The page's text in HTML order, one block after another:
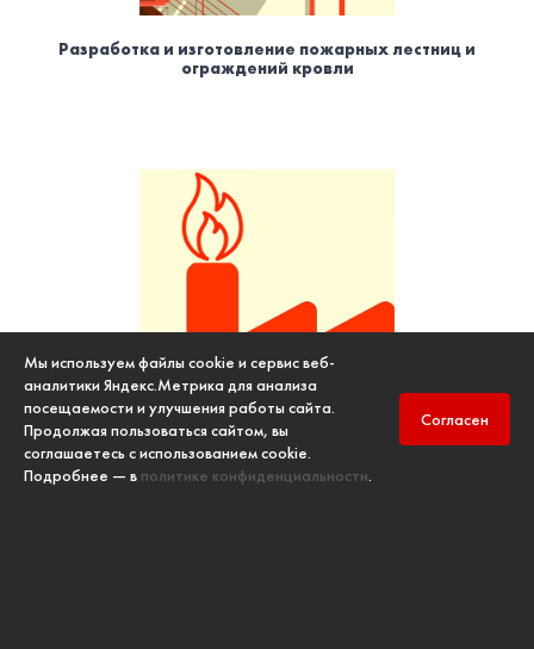
Мы используем файлы cookie и сервис веб-
аналитики Яндекс.Метрика для анализа
посещаемости и улучшения работы сайта.
Продолжая пользоваться сайтом, вы
соглашаетесь с использованием cookie.
Подробнее — в политике конфиденциальности.
Согласен
Разработка и изготовление пожарных лестниц и
ограждений кровли
Экспертиза опасных производственных объектов